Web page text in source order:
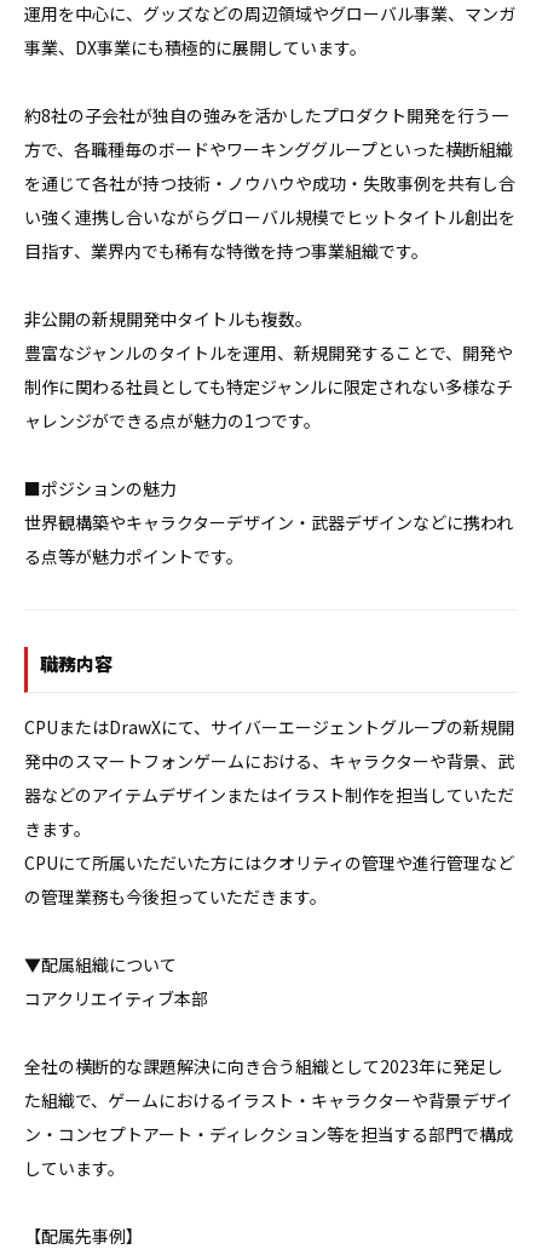
運用を中心に、グッズなどの周辺領域やグローバル事業、マンガ
事業、DX事業にも積極的に展開しています。
約8社の子会社が独自の強みを活かしたプロダクト開発を行う一
方で、各職種毎のボードやワーキンググループといった横断組織
を通じて各社が持つ技術・ノウハウや成功・失敗事例を共有し合
い強く連携し合いながらグローバル規模でヒットタイトル創出を
目指す、業界内でも稀有な特徴を持つ事業組織です。
非公開の新規開発中タイトルも複数。
豊富なジャンルのタイトルを運用、新規開発することで、開発や
制作に関わる社員としても特定ジャンルに限定されない多様なチ
ャレンジができる点が魅力の1つです。
■ポジションの魅力
世界観構築やキャラクターデザイン・武器デザインなどに携われ
る点等が魅力ポイントです。
職務内容
CPUまたはDrawXにて、サイバーエージェントグループの新規開
発中のスマートフォンゲームにおける、キャラクターや背景、武
器などのアイテムデザインまたはイラスト制作を担当していただ
きます。
CPUにて所属いただいた方にはクオリティの管理や進行管理など
の管理業務も今後担っていただきます。
▼配属組織について
コアクリエイティブ本部
全社の横断的な課題解決に向き合う組織として2023年に発足し
た組織で、ゲームにおけるイラスト・キャラクターや背景デザイ
ン・コンセプトアート・ディレクション等を担当する部門で構成
しています。
【配属先事例】